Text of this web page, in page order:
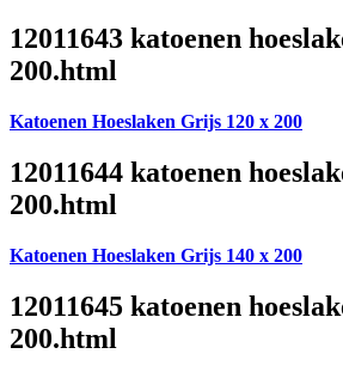
12011643 katoenen
200.html
Katoenen Hoeslaken Grijs 120 x 200
12011644 katoenen
200.html
Katoenen Hoeslaken Grijs 140 x 200
12011645 katoenen
200.html